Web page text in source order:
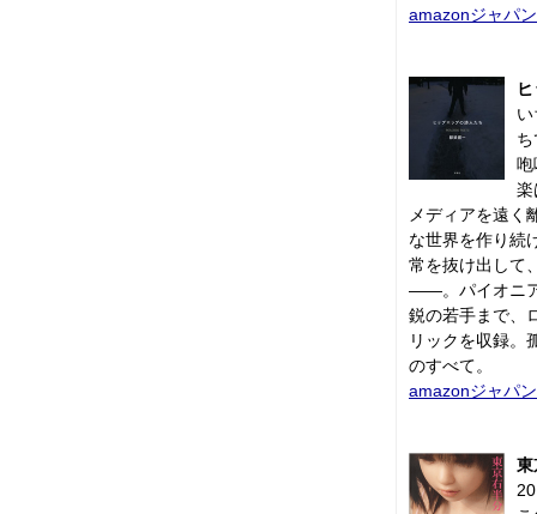
amazonジャパン
咆
楽
メディアを遠く
な世界を作り続
常を抜け出して
――。パイオニ
鋭の若手まで、
リックを収録。
のすべて。
amazonジャパン
東